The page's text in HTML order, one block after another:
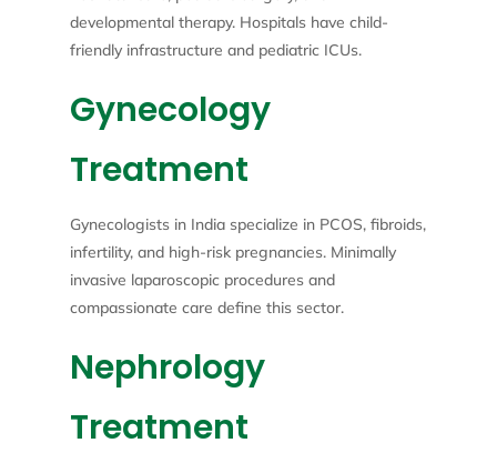
developmental therapy. Hospitals have child-
friendly infrastructure and pediatric ICUs.
Gynecology
Treatment
Gynecologists in India specialize in PCOS, fibroids,
infertility, and high-risk pregnancies. Minimally
invasive laparoscopic procedures and
compassionate care define this sector.
Nephrology
Treatment